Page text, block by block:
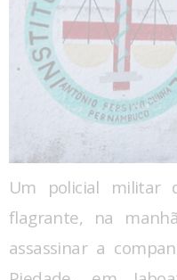
Um policial militar
flagrante, na
assassinar a